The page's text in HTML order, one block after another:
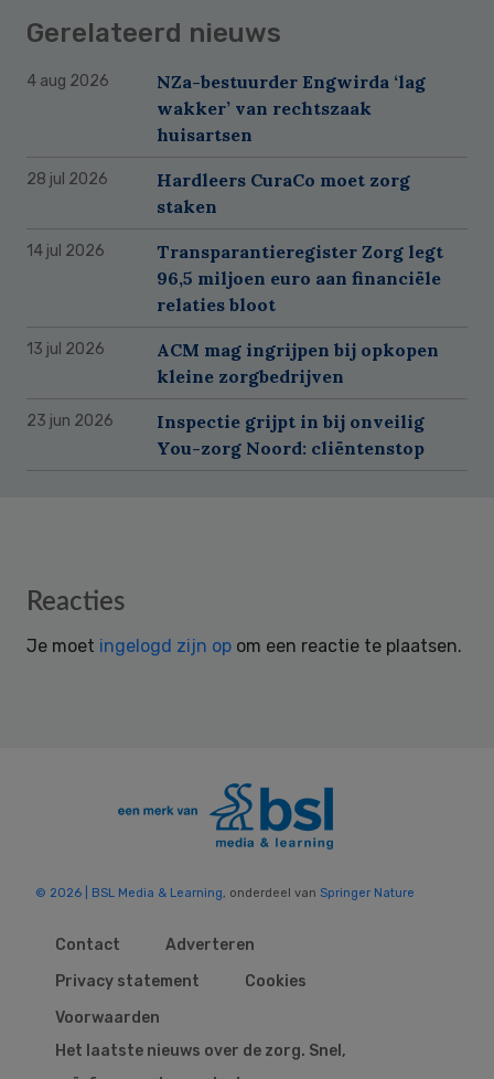
Gerelateerd nieuws
4 aug 2026
NZa-bestuurder Engwirda ‘lag
wakker’ van rechtszaak
huisartsen
28 jul 2026
Hardleers CuraCo moet zorg
staken
14 jul 2026
Transparantieregister Zorg legt
96,5 miljoen euro aan financiële
relaties bloot
13 jul 2026
ACM mag ingrijpen bij opkopen
kleine zorgbedrijven
23 jun 2026
Inspectie grijpt in bij onveilig
You-zorg Noord: cliëntenstop
Reader
Reacties
Je moet ingelogd zijn op om een reactie te plaatsen.
© 2026 | BSL Media & Learning , onderdeel van Springer Nature
Contact
Adverteren
Privacy statement
Cookies
Voorwaarden
Het laatste nieuws over de zorg. Snel,